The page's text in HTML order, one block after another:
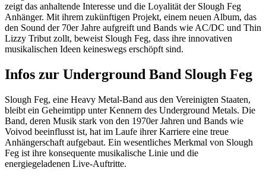
zeigt das anhaltende Interesse und die Loyalität der Slough Feg
Anhänger. Mit ihrem zukünftigen Projekt, einem neuen Album, das
den Sound der 70er Jahre aufgreift und Bands wie AC/DC und Thin
Lizzy Tribut zollt, beweist Slough Feg, dass ihre innovativen
musikalischen Ideen keineswegs erschöpft sind.
Infos zur Underground Band Slough Feg
Slough Feg, eine Heavy Metal-Band aus den Vereinigten Staaten,
bleibt ein Geheimtipp unter Kennern des Underground Metals. Die
Band, deren Musik stark von den 1970er Jahren und Bands wie
Voivod beeinflusst ist, hat im Laufe ihrer Karriere eine treue
Anhängerschaft aufgebaut. Ein wesentliches Merkmal von Slough
Feg ist ihre konsequente musikalische Linie und die
energiegeladenen Live-Auftritte.